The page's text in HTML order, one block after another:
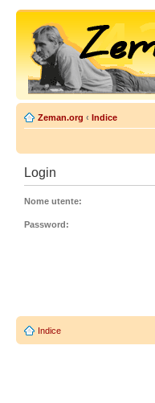
Zeman.org ‹ Indice
Login
Nome utente:
Password:
Indice